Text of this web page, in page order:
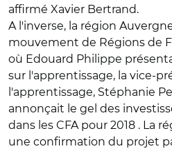
affirmé Xavier Bertrand.
A l'inverse, la région
mouvement de Régions de
où Edouard Philippe
sur l'apprentissage, la vice-
l'apprentissage, Stéphanie
annonçait le gel des
dans les CFA pour 2018 . La
une confirmation du projet